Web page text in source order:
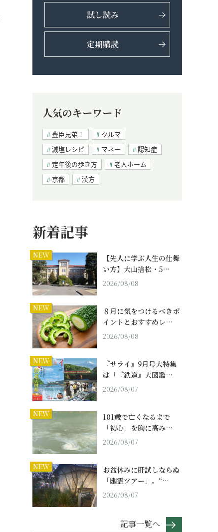
試し読み
定期購読
人気のキーワード
豊臣兄弟！
クルマ
減塩レシピ
マネー
認知症
定年後の歩き方
老人ホーム
京都
漢方
新着記事
NEW
【先人に学ぶ人生の仕舞
い方】大山捨松・5…
2026/08/08
NEW
８月に気をつけるべきポ
イントとおすすめレ…
2026/08/08
NEW
『サライ』9月号大特集
は「『鉄道』大図鑑…
2026/08/07
NEW
101歳で亡くなるまで
「初心」を胸に高み…
2026/08/07
NEW
お盆休みに肝試しならぬ
「幽霊ツアー」。“…
2026/08/07
記事一覧へ